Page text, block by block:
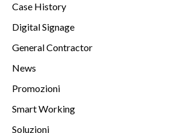
Case History
Digital Signage
General Contractor
News
Promozioni
Smart Working
Soluzioni